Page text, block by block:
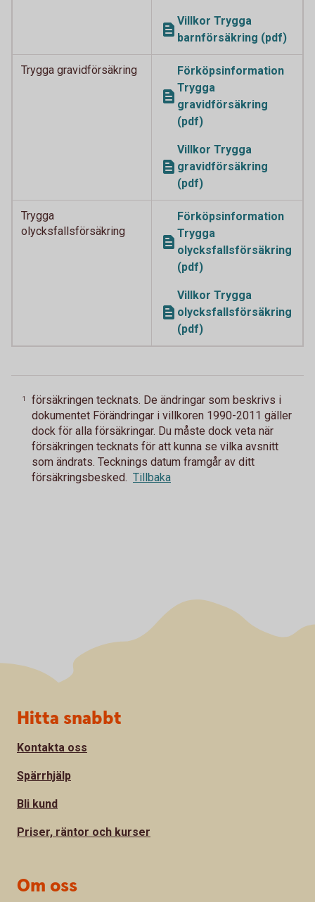
Villkor Trygga
barnförsäkring (pdf)
Trygga gravidförsäkring
Förköpsinformation
Trygga
gravidförsäkring
(pdf)
Villkor Trygga
gravidförsäkring
(pdf)
Trygga
olycksfallsförsäkring
Förköpsinformation
Trygga
olycksfallsförsäkring
(pdf)
Villkor Trygga
olycksfallsförsäkring
(pdf)
1
försäkringen tecknats. De ändringar som beskrivs i
dokumentet Förändringar i villkoren 1990-2011 gäller
dock för alla försäkringar. Du måste dock veta när
försäkringen tecknats för att kunna se vilka avsnitt
som ändrats. Tecknings datum framgår av ditt
försäkringsbesked. Tillbaka
Sidfot
Hitta snabbt
Kontakta oss
Spärrhjälp
Bli kund
Priser, räntor och kurser
Om oss